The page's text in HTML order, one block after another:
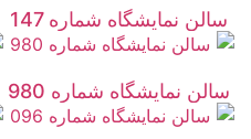
سالن نمایشگاه شماره 147
سالن نمایشگاه شماره 980